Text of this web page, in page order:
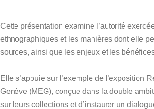
Cette présentation examine l’autorité
ethnographiques et les manières dont elle
sources, ainsi que les enjeux et les
Elle s’appuie sur l’exemple de l’exposition
Genève (MEG), conçue dans la double
sur leurs collections et d’instaurer un